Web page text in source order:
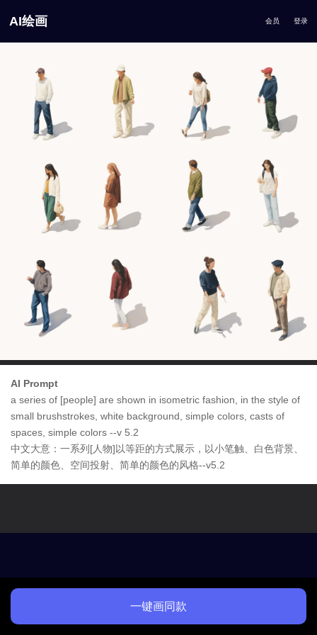
AI绘画 会员 登录
AI Prompt
a series of [people] are shown in isometric fashion, in the style of
small brushstrokes, white background, simple colors, casts of
spaces, simple colors --v 5.2
中文大意：一系列[人物]以等距的方式展示，以小笔触、白色背景、
简单的颜色、空间投射、简单的颜色的风格--v5.2
一键画同款